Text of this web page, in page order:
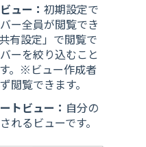
ュー： 初期設定で
ー全員が閲覧でき
有設定」で閲覧で
ーを絞り込むこと
。※ビュー作成者
閲覧できます。
トビュー： 自分の
れるビューです。